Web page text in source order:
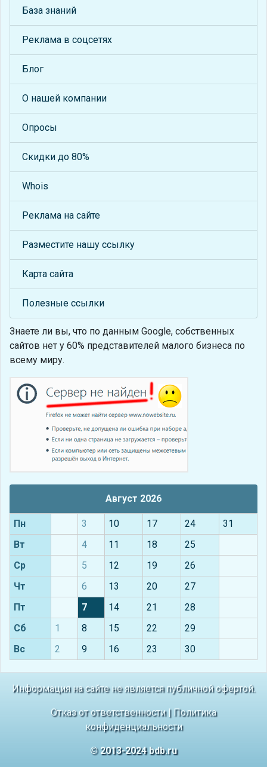
База знаний
Реклама в соцсетях
Блог
О нашей компании
Опросы
Скидки до 80%
Whois
Реклама на сайте
Разместите нашу ссылку
Карта сайта
Полезные ссылки
Знаете ли вы, что по данным Google, собственных
сайтов нет у 60% представителей малого бизнеса по
всему миру.
Август 2026
Пн 3 10 17 24
31
Вт
4 11 18
25
Ср
5 12 19
26
Чт
6 13 20
27
Пт
7 14 21
28
Сб
1 8 15 22
29
Вс
2 9 16 23 30
Информация на сайте не является публичной офертой.
Отказ от ответственности| Политика
конфиденциальности
© 2013-2024 bdb.ru